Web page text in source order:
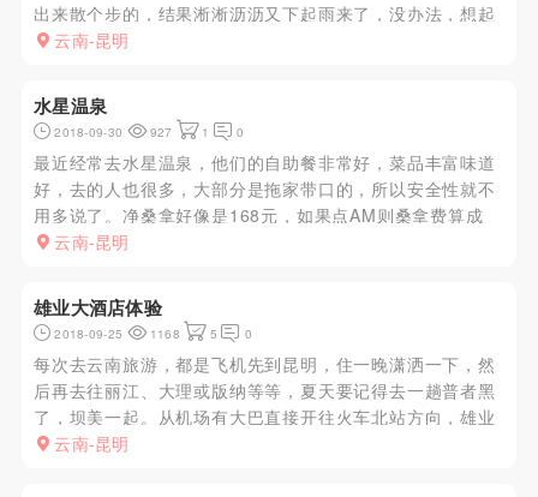
出来散个步的，结果淅淅沥沥又下起雨来了，没办法，想起
之前去过的一家会所，感觉还可以，准备驱车前去，可惜手
近风声比较平稳，所以...
云南-昆明
水星温泉
2018-09-30 927 1 0
最近经常去水星温泉，他们的自助餐非常好，菜品丰富味道
好，去的人也很多，大部分是拖家带口的，所以安全性就不
用多说了。净桑拿好像是168元，如果点AM则桑拿费算成
100元，总共也就399元。他们的AM房很小也很昏暗，带一
高长头发外...
云南-昆明
雄业大酒店体验
2018-09-25 1168 5 0
每次去云南旅游，都是飞机先到昆明，住一晚潇洒一下，然
后再去往丽江、大理或版纳等等，夏天要记得去一趟普者黑
了，坝美一起。从机场有大巴直接开往火车北站方向，雄业
大酒店附近。找一个附近的快捷酒店住下，只要环境卫生就
云南-昆明